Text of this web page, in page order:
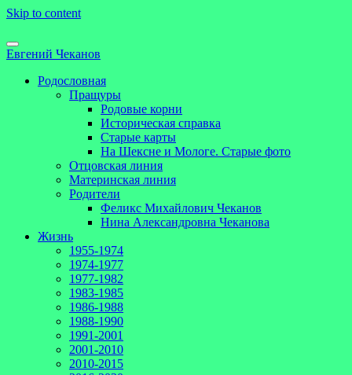
Skip to content
Евгений Чеканов
Родословная
Пращуры
Родовые корни
Историческая справка
Старые карты
На Шексне и Мологе. Старые фото
Отцовская линия
Материнская линия
Родители
Феликс Михайлович Чеканов
Нина Александровна Чеканова
Жизнь
1955-1974
1974-1977
1977-1982
1983-1985
1986-1988
1988-1990
1991-2001
2001-2010
2010-2015